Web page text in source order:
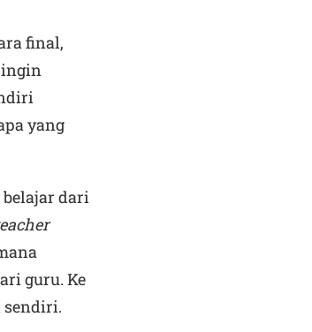
final,
ingin
yang
dari
guru. Ke
sendiri.